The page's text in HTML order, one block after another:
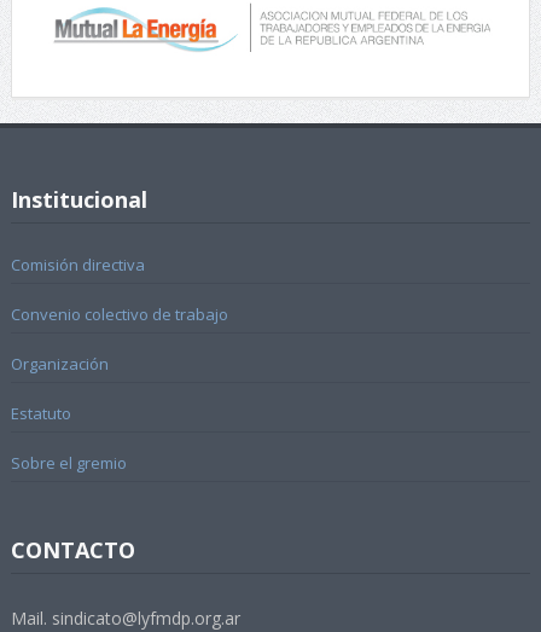
Institucional
Comisión directiva
Convenio colectivo de trabajo
Organización
Estatuto
Sobre el gremio
CONTACTO
Mail. sindicato@lyfmdp.org.ar